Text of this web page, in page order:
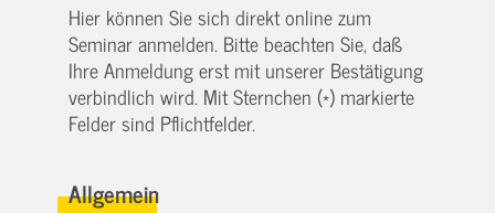
Hier können Sie sich direkt online zum
Seminar anmelden. Bitte beachten Sie, daß
Ihre Anmeldung erst mit unserer Bestätigung
verbindlich wird. Mit Sternchen (*) markierte
Felder sind Pflichtfelder.
Allgemein